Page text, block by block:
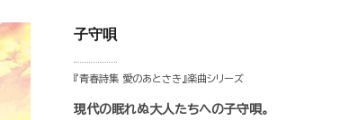
子守唄
『青春詩集 愛のあとさき』楽曲シリーズ
現代の眠れぬ大人たちへの子守唄。